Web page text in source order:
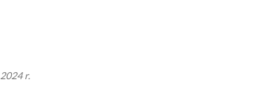
r.